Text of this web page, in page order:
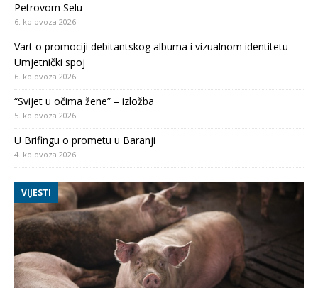
Petrovom Selu
6. kolovoza 2026.
Vart o promociji debitantskog albuma i vizualnom identitetu –
Umjetnički spoj
6. kolovoza 2026.
“Svijet u očima žene” – izložba
5. kolovoza 2026.
U Brifingu o prometu u Baranji
4. kolovoza 2026.
VIJESTI